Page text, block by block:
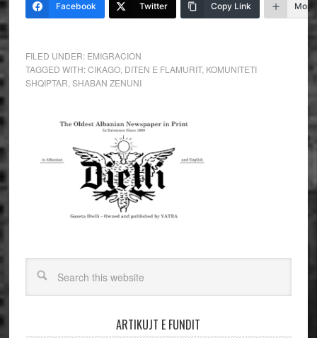
Facebook Twitter Copy Link More
FILED UNDER: EMIGRACION
TAGGED WITH:CIKAGO, DITEN E FLAMURIT, KOMUNITETI
SHQIPTAR SHABAN ZENUNI
ARTIKUJT E FUNDIT